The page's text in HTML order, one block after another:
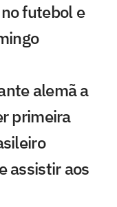
futebol e
alemã a
primeira
assistir aos